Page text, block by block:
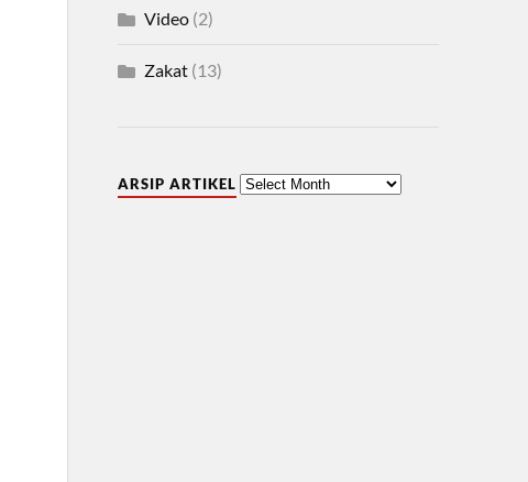
Video(2)
Zakat(13)
ARSIP ARTIKEL